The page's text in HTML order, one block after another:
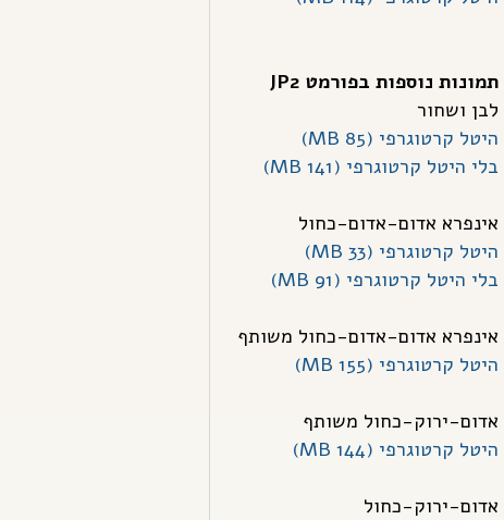
תמונות נוספות בפורמט JP2
לבן ושחור
היטל קרטוגרפי (85 MB)
בלי היטל קרטוגרפי (141 MB)
אינפרא אדום-אדום-כחול
היטל קרטוגרפי (33 MB)
בלי היטל קרטוגרפי (91 MB)
אינפרא אדום-אדום-כחול משותף
היטל קרטוגרפי (155 MB)
אדום-ירוק-כחול משותף
היטל קרטוגרפי (144 MB)
אדום-ירוק-כחול